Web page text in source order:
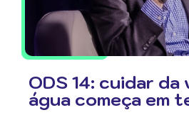
ODS 14: cuidar da
água começa em